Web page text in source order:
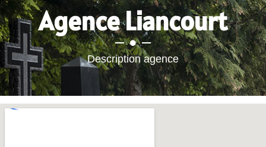
Agence Liancourt
Description agence